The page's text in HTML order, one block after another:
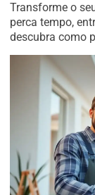
Transforme o
perca tempo,
descubra como